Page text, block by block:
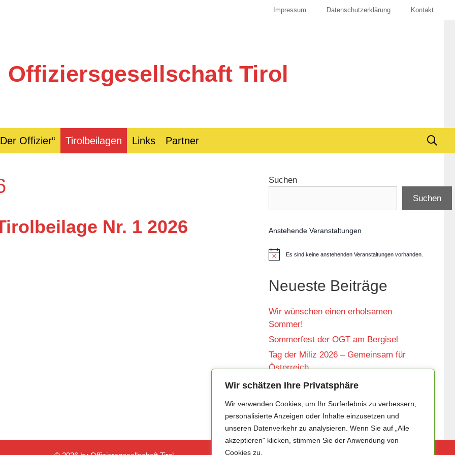
Wir schätzen Ihre Privatsphäre
Wir verwenden Cookies, um Ihr Surferlebnis zu verbessern,
personalisierte Anzeigen oder Inhalte einzusetzen und
unseren Datenverkehr zu analysieren. Wenn Sie auf „Alle
akzeptieren" klicken, stimmen Sie der Anwendung von
Cookies zu.
Impressum Datenschutzerklärung Kontakt
Offiziersgesellschaft Tirol
Offizier“ Tirolbeilagen Links Partner
Nr. 1 2026
Suchen
Suchen
Anstehende Veranstaltungen
w
Es sind keine anstehenden Veranstaltungen vorhanden.
Neueste Beiträge
Wir wünschen einen erholsamen
Sommer!
Sommerfest der OGT am Bergisel
Tag der Miliz 2026 – Gemeinsam für
Österreich
Vortragsabend im Sanitätszentrum West